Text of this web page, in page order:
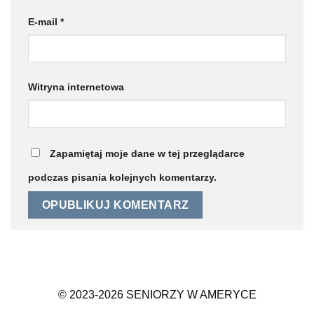
E-mail *
Witryna internetowa
Zapamiętaj moje dane w tej przeglądarce
podczas pisania kolejnych komentarzy.
© 2023-2026 SENIORZY W AMERYCE